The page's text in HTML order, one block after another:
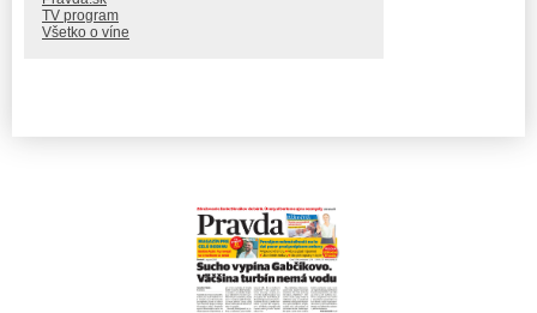
TV program
Všetko o víne